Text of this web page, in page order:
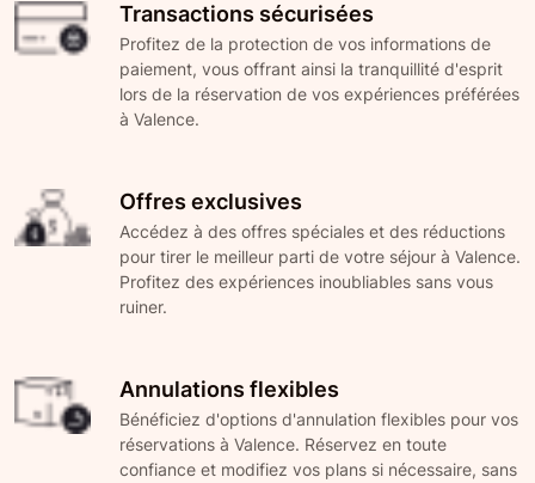
Transactions sécurisées
Profitez de la protection de vos informations de
paiement, vous offrant ainsi la tranquillité d'esprit
lors de la réservation de vos expériences préférées
à Valence.
Offres exclusives
Accédez à des offres spéciales et des réductions
pour tirer le meilleur parti de votre séjour à Valence.
Profitez des expériences inoubliables sans vous
ruiner.
Annulations flexibles
Bénéficiez d'options d'annulation flexibles pour vos
réservations à Valence. Réservez en toute
confiance et modifiez vos plans si nécessaire, sans